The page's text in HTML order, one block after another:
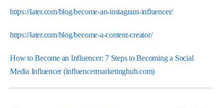
https://later.com/blog/become-an-instagram-influencer/
https://later.com/blog/become-a-content-creator/
How to Become an Influencer: 7 Steps to Becoming a Social
Media Influencer (influencermarketinghub.com)